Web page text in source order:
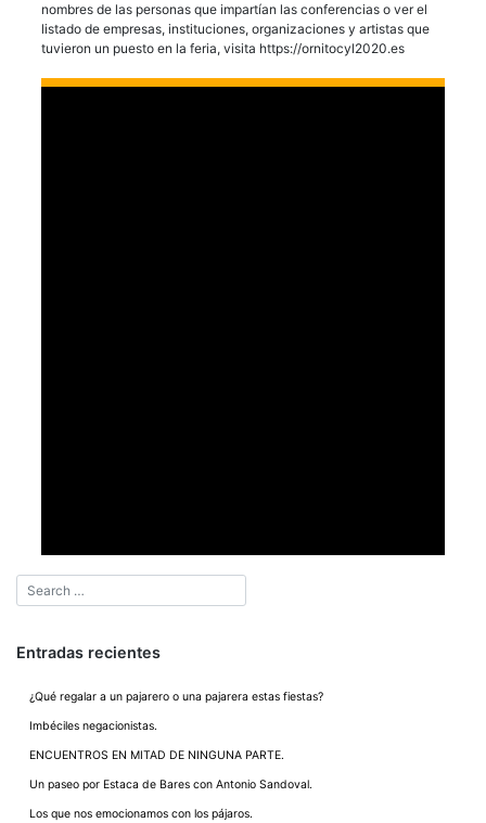
nombres de las personas que impartían las conferencias o ver el
listado de empresas, instituciones, organizaciones y artistas que
tuvieron un puesto en la feria, visita https://ornitocyl2020.es
Entradas recientes
¿Qué regalar a un pajarero o una pajarera estas fiestas?
Imbéciles negacionistas.
ENCUENTROS EN MITAD DE NINGUNA PARTE.
Un paseo por Estaca de Bares con Antonio Sandoval.
Los que nos emocionamos con los pájaros.